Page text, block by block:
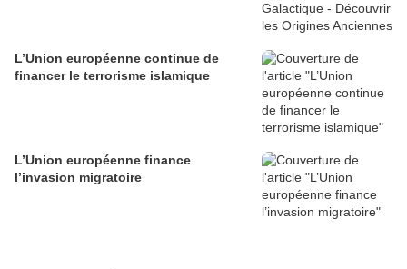
L’Union européenne continue de
financer le terrorisme islamique
L’Union européenne finance
l’invasion migratoire